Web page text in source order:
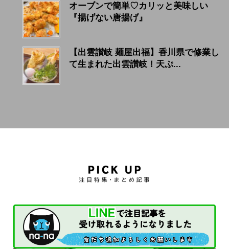
オーブンで簡単♡カリッと美味しい
『揚げない唐揚げ』
【出雲讃岐 麺屋出福】香川県で修業し
て生まれた出雲讃岐！天ぷ...